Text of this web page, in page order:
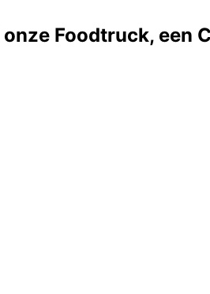
Foodtruck, een